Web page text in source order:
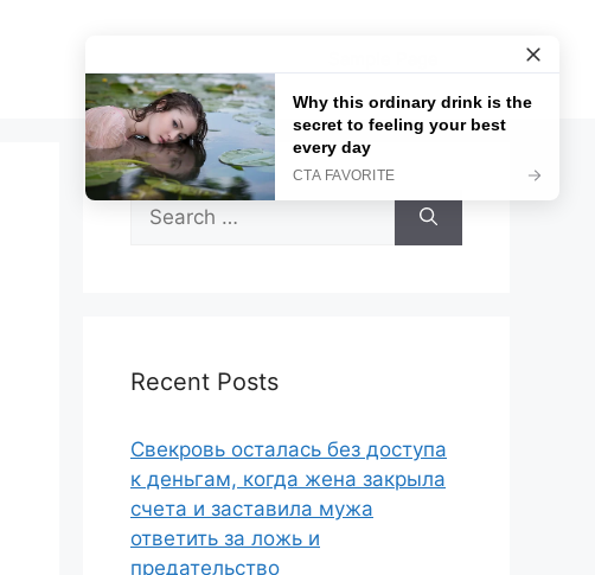
Search
for:
Recent Posts
Свекровь осталась без доступа
к деньгам, когда жена закрыла
счета и заставила мужа
ответить за ложь и
предательство